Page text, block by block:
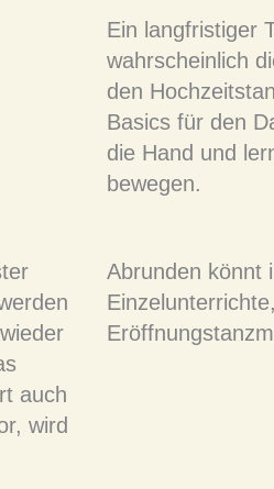
Ein langfristiger
wahrscheinlich
den
Basics für den
die Hand und
bewegen.
auch
wird
Abrunden könnt